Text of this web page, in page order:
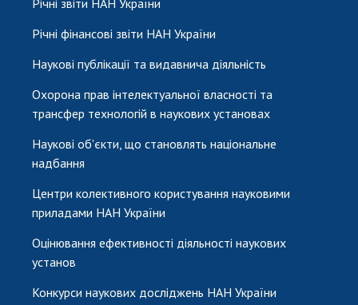
Річні фінансові звіти НАН України
Наукові публікації та видавнича діяльність
Охорона прав інтелектуальної власності та
трансфер технологій в наукових установах
Наукові об'єкти, що становлять національне
надбання
Центри колективного користування науковими
приладами НАН України
Оцінювання ефективності діяльності наукових
установ
Конкурси наукових досліджень НАН України